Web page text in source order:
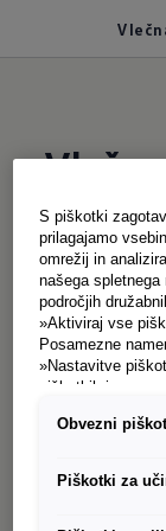
Transport
prikolic.
delom, saj
različne
do 3,5 t.
olajšajo
S piškotki
prilagajamo
omrežij in
našega
področjih
»Aktiviraj vse
Posamezne
»Nastavitve
piškotkih in
privolitve.
Obvezni
Piškotki za